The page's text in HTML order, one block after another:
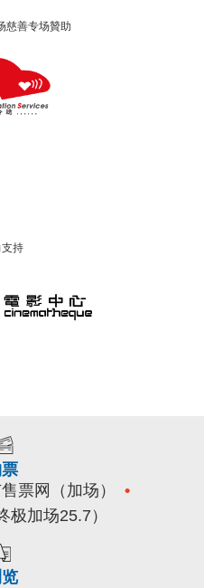
慈善专场贊助
持
票网（加场）
极加场25.7）